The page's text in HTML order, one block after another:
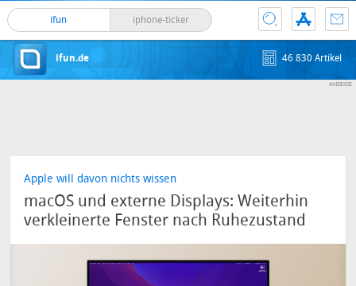
ifun iphone-ticker
ifun.de 46 830 Artikel
Apple will davon nichts wissen
macOS und externe Displays: Weiterhin
verkleinerte Fenster nach Ruhezustand